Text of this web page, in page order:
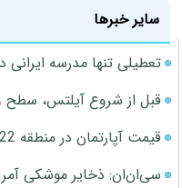
سایر خبرها
تعطیلی تنها مدرسه ایرانی
قبل از شروع آیلتس، سطح
قیمت آپارتمان در منطقه 22 تهران چقدر است؟
سی‌ان‌ان: ذخایر موشکی